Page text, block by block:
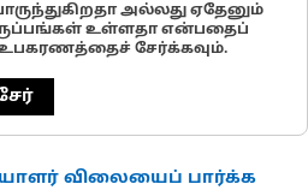
அல்லது ஏதேனும்
உள்ளதா என்பதைப்
சேர்க்கவும்.
விலையைப் பார்க்க